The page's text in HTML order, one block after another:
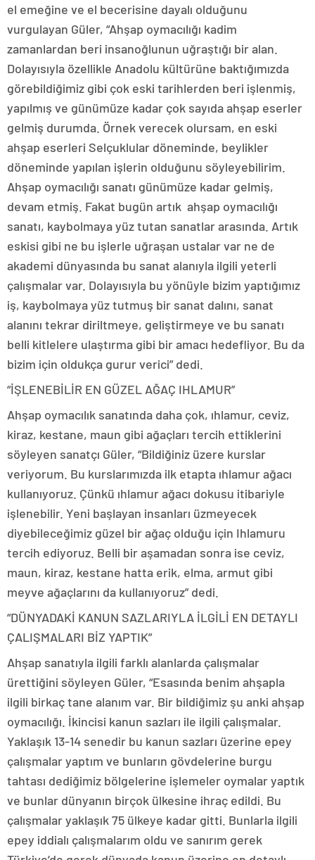
el emeğine ve el becerisine dayalı olduğunu
vurgulayan Güler, “Ahşap oymacılığı kadim
zamanlardan beri insanoğlunun uğraştığı bir alan.
Dolayısıyla özellikle Anadolu kültürüne baktığımızda
görebildiğimiz gibi çok eski tarihlerden beri işlenmiş,
yapılmış ve günümüze kadar çok sayıda ahşap eserler
gelmiş durumda. Örnek verecek olursam, en eski
ahşap eserleri Selçuklular döneminde, beylikler
döneminde yapılan işlerin olduğunu söyleyebilirim.
Ahşap oymacılığı sanatı günümüze kadar gelmiş,
devam etmiş. Fakat bugün artık ahşap oymacılığı
sanatı, kaybolmaya yüz tutan sanatlar arasında. Artık
eskisi gibi ne bu işlerle uğraşan ustalar var ne de
akademi dünyasında bu sanat alanıyla ilgili yeterli
çalışmalar var. Dolayısıyla bu yönüyle bizim yaptığımız
iş, kaybolmaya yüz tutmuş bir sanat dalını, sanat
alanını tekrar diriltmeye, geliştirmeye ve bu sanatı
belli kitlelere ulaştırma gibi bir amacı hedefliyor. Bu da
bizim için oldukça gurur verici” dedi.
“İŞLENEBİLİR EN GÜZEL AĞAÇ IHLAMUR”
Ahşap oymacılık sanatında daha çok, ıhlamur, ceviz,
kiraz, kestane, maun gibi ağaçları tercih ettiklerini
söyleyen sanatçı Güler, “Bildiğiniz üzere kurslar
veriyorum. Bu kurslarımızda ilk etapta ıhlamur ağacı
kullanıyoruz. Çünkü ıhlamur ağacı dokusu itibariyle
işlenebilir. Yeni başlayan insanları üzmeyecek
diyebileceğimiz güzel bir ağaç olduğu için Ihlamuru
tercih ediyoruz. Belli bir aşamadan sonra ise ceviz,
maun, kiraz, kestane hatta erik, elma, armut gibi
meyve ağaçlarını da kullanıyoruz” dedi.
“DÜNYADAKİ KANUN SAZLARIYLA İLGİLİ EN DETAYLI
ÇALIŞMALARI BİZ YAPTIK”
Ahşap sanatıyla ilgili farklı alanlarda çalışmalar
ürettiğini söyleyen Güler, “Esasında benim ahşapla
ilgili birkaç tane alanım var. Bir bildiğimiz şu anki ahşap
oymacılığı. İkincisi kanun sazları ile ilgili çalışmalar.
Yaklaşık 13-14 senedir bu kanun sazları üzerine epey
çalışmalar yaptım ve bunların gövdelerine burgu
tahtası dediğimiz bölgelerine işlemeler oymalar yaptık
ve bunlar dünyanın birçok ülkesine ihraç edildi. Bu
çalışmalar yaklaşık 75 ülkeye kadar gitti. Bunlarla ilgili
epey iddialı çalışmalarım oldu ve sanırım gerek